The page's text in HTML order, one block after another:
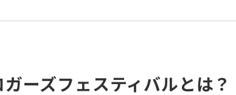
ーズフェスティバルとは？